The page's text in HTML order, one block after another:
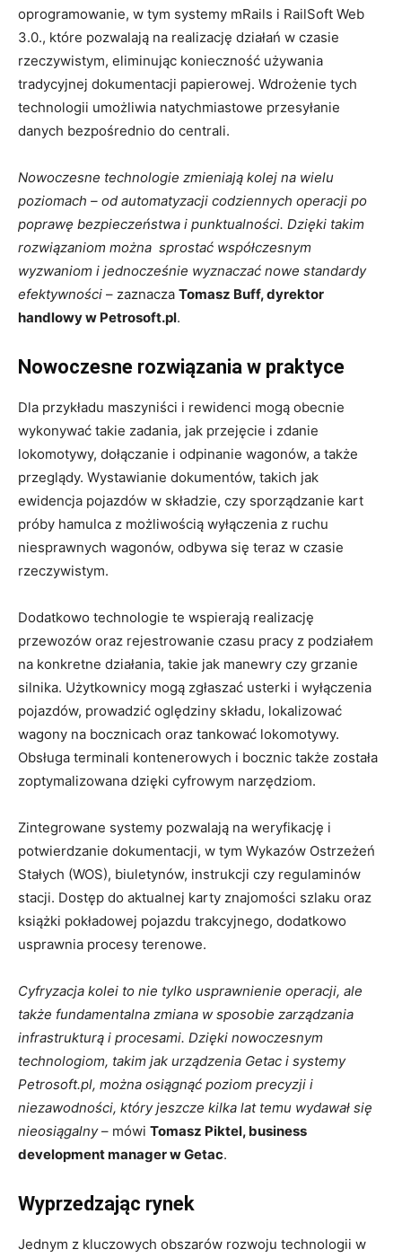
oprogramowanie, w tym systemy mRails i RailSoft Web
3.0., które pozwalają na realizację działań w czasie
rzeczywistym, eliminując konieczność używania
tradycyjnej dokumentacji papierowej. Wdrożenie tych
technologii umożliwia natychmiastowe przesyłanie
danych bezpośrednio do centrali.
Nowoczesne technologie zmieniają kolej na wielu
poziomach – od automatyzacji codziennych operacji po
poprawę bezpieczeństwa i punktualności. Dzięki takim
rozwiązaniom można sprostać współczesnym
wyzwaniom i jednocześnie wyznaczać nowe standardy
efektywności – zaznacza Tomasz Buff, dyrektor
handlowy w Petrosoft.pl.
Nowoczesne rozwiązania w praktyce
Dla przykładu maszyniści i rewidenci mogą obecnie
wykonywać takie zadania, jak przejęcie i zdanie
lokomotywy, dołączanie i odpinanie wagonów, a także
przeglądy. Wystawianie dokumentów, takich jak
ewidencja pojazdów w składzie, czy sporządzanie kart
próby hamulca z możliwością wyłączenia z ruchu
niesprawnych wagonów, odbywa się teraz w czasie
rzeczywistym.
Dodatkowo technologie te wspierają realizację
przewozów oraz rejestrowanie czasu pracy z podziałem
na konkretne działania, takie jak manewry czy grzanie
silnika. Użytkownicy mogą zgłaszać usterki i wyłączenia
pojazdów, prowadzić oględziny składu, lokalizować
wagony na bocznicach oraz tankować lokomotywy.
Obsługa terminali kontenerowych i bocznic także została
zoptymalizowana dzięki cyfrowym narzędziom.
Zintegrowane systemy pozwalają na weryfikację i
potwierdzanie dokumentacji, w tym Wykazów Ostrzeżeń
Stałych (WOS), biuletynów, instrukcji czy regulaminów
stacji. Dostęp do aktualnej karty znajomości szlaku oraz
książki pokładowej pojazdu trakcyjnego, dodatkowo
usprawnia procesy terenowe.
Cyfryzacja kolei to nie tylko usprawnienie operacji, ale
także fundamentalna zmiana w sposobie zarządzania
infrastrukturą i procesami. Dzięki nowoczesnym
technologiom, takim jak urządzenia Getac i systemy
Petrosoft.pl, można osiągnąć poziom precyzji i
niezawodności, który jeszcze kilka lat temu wydawał się
nieosiągalny– mówi Tomasz Piktel, business
development manager w Getac.
Wyprzedzając rynek
Jednym z kluczowych obszarów rozwoju technologii w